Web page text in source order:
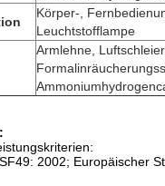
Körper-,
Leuchtstofflampe
Armlehne,
2002; Europäischer